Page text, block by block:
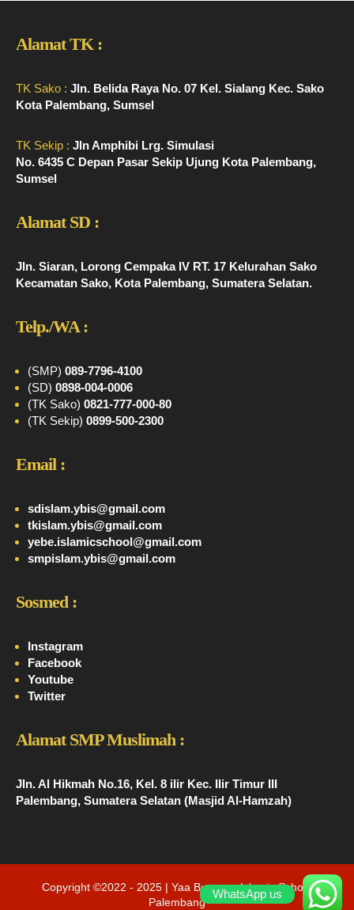
Alamat TK :
TK Sako : Jln. Belida Raya No. 07 Kel. Sialang Kec. Sako
Kota Palembang, Sumsel
TK Sekip : Jln Amphibi Lrg. Simulasi
No. 6435 C Depan Pasar Sekip Ujung Kota Palembang,
Sumsel
Alamat SD :
Jln. Siaran, Lorong Cempaka IV RT. 17 Kelurahan Sako
Kecamatan Sako, Kota Palembang, Sumatera Selatan.
Telp./WA :
(SMP) 089-7796-4100
(SD) 0898-004-0006
(TK Sako) 0821-777-000-80
(TK Sekip) 0899-500-2300
Email :
sdislam.ybis@gmail.com
tkislam.ybis@gmail.com
yebe.islamicschool@gmail.com
smpislam.ybis@gmail.com
Sosmed :
Instagram
Facebook
Youtube
Twitter
Alamat SMP Muslimah :
Jln. Al Hikmah No.16, Kel. 8 ilir Kec. Ilir Timur III
Palembang, Sumatera Selatan (Masjid Al-Hamzah)
Copyright ©2022 - 2025 | Yaa Bunayya Islamic School
Palembang
WhatsApp us